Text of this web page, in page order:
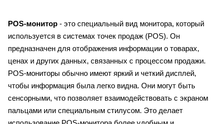
POS-монитор - это специальный вид монитора, который
используется в системах точек продаж (POS). Он
предназначен для отображения информации о товарах,
ценах и других данных, связанных с процессом продажи.
POS-мониторы обычно имеют яркий и четкий дисплей,
чтобы информация была легко видна. Они могут быть
сенсорными, что позволяет взаимодействовать с экраном
пальцами или специальным стилусом. Это делает